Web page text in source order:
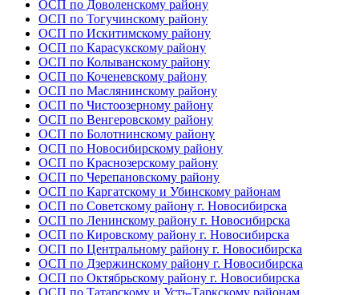
ОСП по Доволенскому району
ОСП по Тогучинскому району
ОСП по Искитимскому району
ОСП по Карасукскому району
ОСП по Колыванскому району
ОСП по Коченевскому району
ОСП по Маслянинскому району
ОСП по Чистоозерному району
ОСП по Венгеровскому району
ОСП по Болотнинскому району
ОСП по Новосибирскому району
ОСП по Краснозерскому району
ОСП по Черепановскому району
ОСП по Каргатскому и Убинскому районам
ОСП по Советскому району г. Новосибирска
ОСП по Ленинскому району г. Новосибирска
ОСП по Кировскому району г. Новосибирска
ОСП по Центральному району г. Новосибирска
ОСП по Дзержинскому району г. Новосибирска
ОСП по Октябрьскому району г. Новосибирска